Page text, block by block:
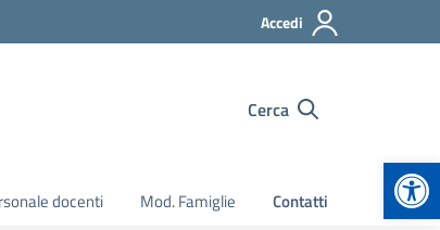
Accedi
Cerca
docenti Mod. Famiglie Contatti